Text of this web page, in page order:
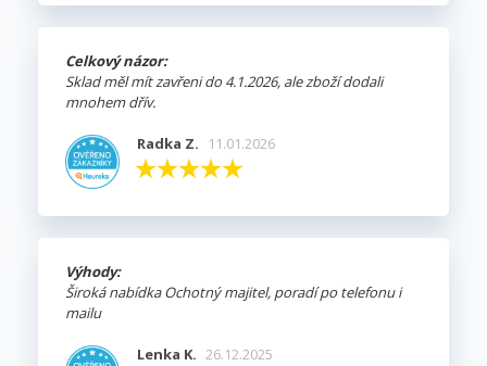
Celkový názor:
Sklad měl mít zavřeni do 4.1.2026, ale zboží dodali
mnohem dřív.
Radka Z. 11.01.2026
Výhody:
Široká nabídka Ochotný majitel, poradí po telefonu i
mailu
Lenka K. 26.12.2025